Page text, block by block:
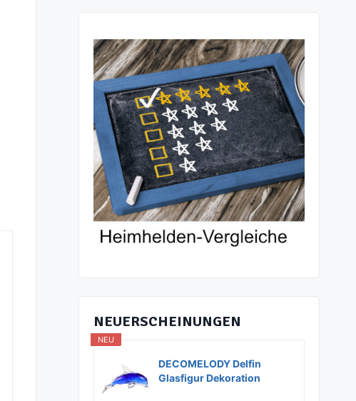
NEUERSCHEINUNGEN
NEU
DECOMELODY Delfin
Glasfigur Dekoration